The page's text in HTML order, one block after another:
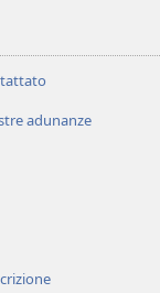
adunanze